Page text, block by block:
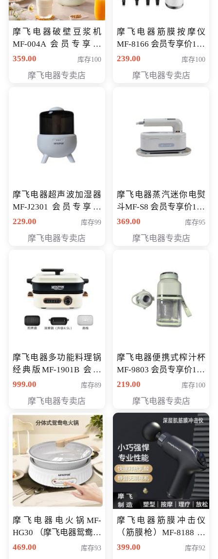
摩飞电器破壁豆浆机
MF-004A 会员专享价
168元
359.00 库存100
摩飞电器专卖店
摩飞电器筋膜按摩仪
MF-8166 会员专享价168
元
239.00 库存100
摩飞电器专卖店
摩飞电器超声波加湿器
MF-J2301 会员专享价
168元
229.00 库存99
摩飞电器专卖店
摩飞电器蒸汽迷你电熨
斗MF-S8 会员专享价168
元
369.00 库存95
摩飞电器专卖店
摩飞电器多功能料理锅
经典版MF-1901B 会员
专享价399元
999.00 库存89
摩飞电器专卖店
摩飞电器便携式榨汁杯
MF-9803 会员专享价138
元
219.00 库存100
摩飞电器专卖店
摩飞电器电火锅MF-
HG30 （摩飞电器鸳鸯锅
MF-HG30 ） 会员专享价
469.00 库存93
摩飞电器筋膜冲击仪
（筋膜枪）MF-8188 会
员专享价268元
399.00 库存92